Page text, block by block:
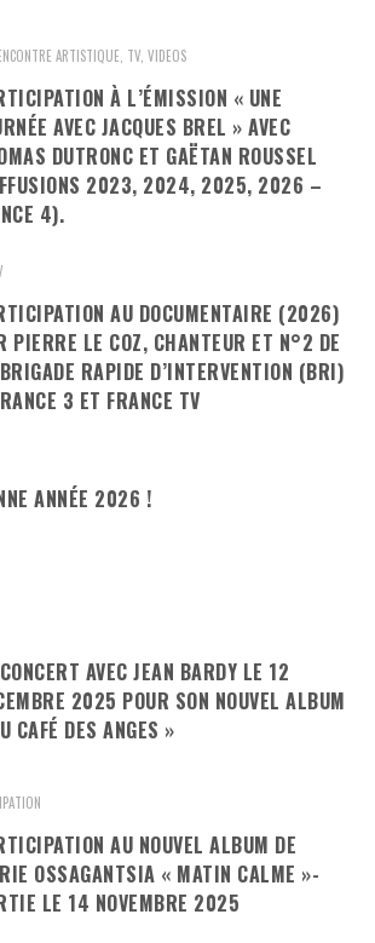
ARTISTIQUE TV VIDEOS
À L’ÉMISSION « UNE
AVEC JACQUES BREL » AVEC
DUTRONC ET GAËTAN ROUSSEL
2023, 2024, 2025, 2026 –
4).
AU DOCUMENTAIRE (2026)
PIERRE LE COZ, CHANTEUR ET N°2 DE
RAPIDE D’INTERVENTION (BRI)
3 ET FRANCE TV
ANNÉE 2026 !
AVEC JEAN BARDY LE 12
2025 POUR SON NOUVEL ALBUM
CAFÉ DES ANGES »
AU NOUVEL ALBUM DE
OSSAGANTSIA « MATIN CALME »-
LE 14 NOVEMBRE 2025